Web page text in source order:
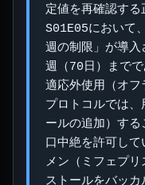
定値を再確認する
S01E05において
週の制限」が導入
週（70日）までで
適応外使用（オフ
プロトコルでは
ールの追加）す
口中絶を許可し
メン（ミフェプ
ストールをバッ